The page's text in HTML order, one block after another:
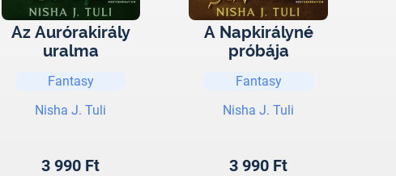
Az Aurórakirály
uralma
Fantasy
Nisha J. Tuli
3 990 Ft
A Napkirályné
próbája
Fantasy
Nisha J. Tuli
3 990 Ft